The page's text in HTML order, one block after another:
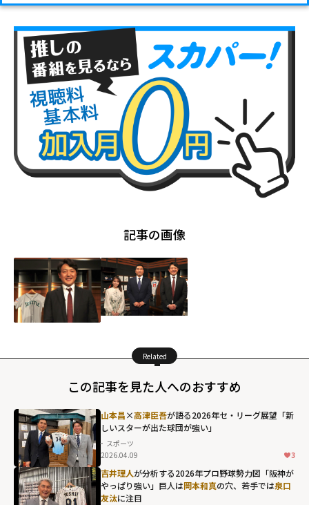
記事の画像
Related
この記事を見た人へのおすすめ
山本昌×高津臣吾が語る2026年セ・リーグ展望「新
しいスターが出た球団が強い」
スポーツ
2026.04.09
3
吉井理人が分析する2026年プロ野球勢力図「阪神が
やっぱり強い」巨人は岡本和真の穴、若手では泉口
友汰に注目